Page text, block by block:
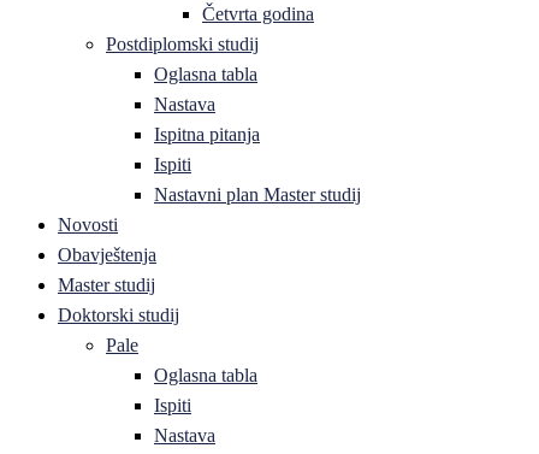
Četvrta godina
Postdiplomski studij
Oglasna tabla
Nastava
Ispitna pitanja
Ispiti
Nastavni plan Master studij
Novosti
Obavještenja
Master studij
Doktorski studij
Pale
Oglasna tabla
Ispiti
Nastava